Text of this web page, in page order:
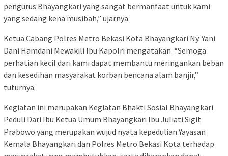
pengurus Bhayangkari yang sangat bermanfaat untuk kami
yang sedang kena musibah,” ujarnya.
Ketua Cabang Polres Metro Bekasi Kota Bhayangkari Ny. Yani
Dani Hamdani Mewakili Ibu Kapolri mengatakan. “Semoga
perhatian kecil dari kami dapat membantu meringankan beban
dan kesedihan masyarakat korban bencana alam banjir,”
tuturnya.
Kegiatan ini merupakan Kegiatan Bhakti Sosial Bhayangkari
Peduli Dari Ibu Ketua Umum Bhayangkari Ibu Juliati Sigit
Prabowo yang merupakan wujud nyata kepedulian Yayasan
Kemala Bhayangkari dan Polres Metro Bekasi Kota terhadap